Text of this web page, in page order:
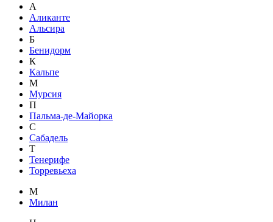
А
Аликанте
Альсира
Б
Бенидорм
К
Кальпе
М
Мурсия
П
Пальма-де-Майорка
С
Сабадель
Т
Тенерифе
Торревьеха
М
Милан